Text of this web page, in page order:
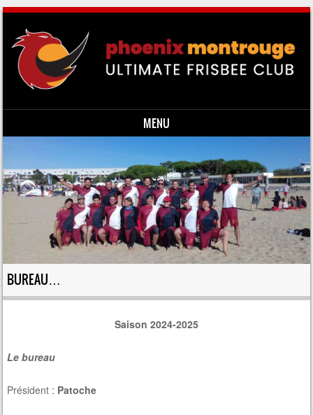
MENU
BUREAU…
Saison 2024-2025
Le bureau
Président : Patoche